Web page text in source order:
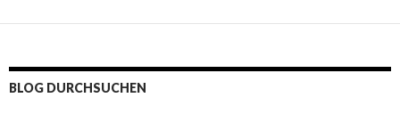
BLOG DURCHSUCHEN